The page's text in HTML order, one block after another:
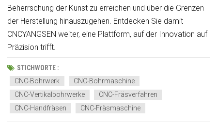
Beherrschung der Kunst zu erreichen und über die Grenzen
der Herstellung hinauszugehen. Entdecken Sie damit
CNCYANGSEN weiter, eine Plattform, auf der Innovation auf
Präzision trifft.
STICHWORTE :
CNC-Bohrwerk
CNC-Bohrmaschine
CNC-Vertikalbohrwerke
CNC-Fräsverfahren
CNC-Handfräsen
CNC-Fräsmaschine